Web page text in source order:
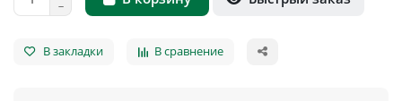
В закладки В сравнение